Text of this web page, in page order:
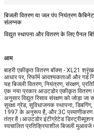
बिजली वितरण या जल पंप नियंत्रण
संलग्नक
विद्युत स्थापना और वितरण के लिए पैनल
आम
बाहरी एकीकृत वितरण बॉक्स - XL21
आधार पर, रिफॉर्म आवश्यकताओं और गर्ड
यह बिजली वितरण, नियंत्रण, संरक्षण,
एक नया प्रकार आउटडोर एकीकृत
अनुसार विद्युत रिसाव संरक्षण को जोड़ा
सुरक्षा ग्रेड, सुविधाजनक स्थापना,
1997 के अनुरूप है, और 3C प्रमाणीकरण
तंत्र है।आउटडोर इंटीग्रेटेड
स्वचालित प्रतिक्रियाशील बिजली